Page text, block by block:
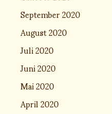
September 2020
August 2020
Juli 2020
Juni 2020
Mai 2020
April 2020